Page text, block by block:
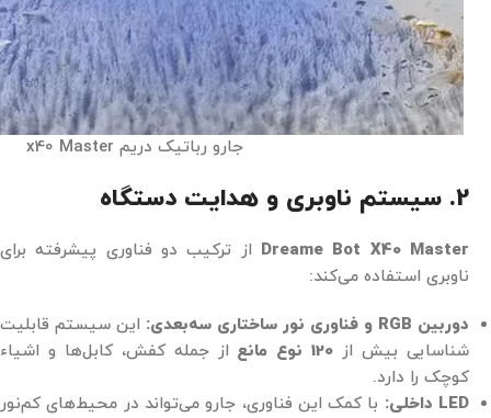
جارو رباتیک دریم x40 Master
2. سیستم ناوبری و هدایت دستگاه
Dreame Bot X40 Master از ترکیب دو فناوری پیشرفته برای
ناوبری استفاده می‌کند:
دوربین RGB و فناوری نور ساختاری سه‌بعدی:
این سیستم قابلیت
شناسایی بیش از 120 نوع مانع
از جمله کفش، کابل‌ها و اشیاء
کوچک را دارد.
LED داخلی:
با کمک این فناوری، جارو می‌تواند در محیط‌های کم‌نور